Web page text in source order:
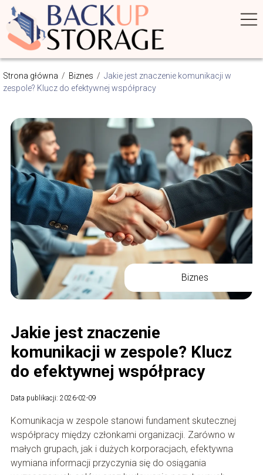
Strona główna / Biznes / Jakie jest znaczenie komunikacji w
zespole? Klucz do efektywnej współpracy
Biznes
Jakie jest znaczenie
komunikacji w zespole? Klucz
do efektywnej współpracy
Data publikacji: 2026-02-09
Komunikacja w zespole stanowi fundament skutecznej
współpracy między członkami organizacji. Zarówno w
małych grupach, jak i dużych korporacjach, efektywna
wymiana informacji przyczynia się do osiągania